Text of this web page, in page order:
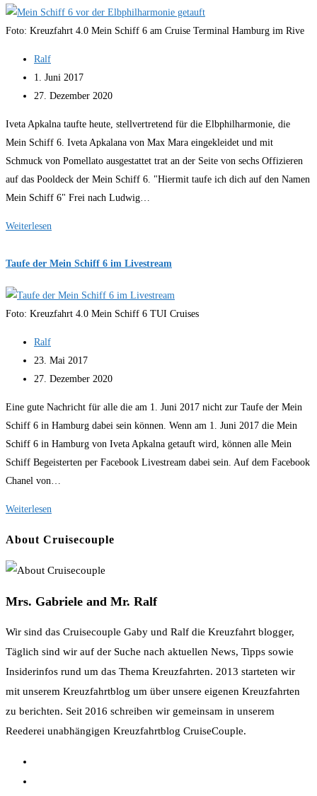
Foto: Kreuzfahrt 4.0 Mein Schiff 6 am Cruise Terminal Hamburg im Rive
Beitrags-
Autor:
Ralf
Beitrag
veröffentlicht:
1. Juni 2017
Beitrag
geändert
27. Dezember 2020
Iveta Apkalna taufte heute, stellvertretend für die Elbphilharmonie, die
Mein Schiff 6. Iveta Apkalana von Max Mara eingekleidet und mit
Schmuck von Pomellato ausgestattet trat an der Seite von sechs Offizieren
auf das Pooldeck der Mein Schiff 6. "Hiermit taufe ich dich auf den Namen
Mein Schiff 6" Frei nach Ludwig…
Weiterlesen
6
der
Elbphilharmonie
Taufe der Mein Schiff 6 im Livestream
Foto: Kreuzfahrt 4.0 Mein Schiff 6 TUI Cruises
Beitrags-
Autor:
Ralf
Beitrag
veröffentlicht:
23. Mai 2017
Beitrag
27. Dezember 2020
Eine gute Nachricht für alle die am 1. Juni 2017 nicht zur Taufe der Mein
Schiff 6 in Hamburg dabei sein können. Wenn am 1. Juni 2017 die Mein
Schiff 6 in Hamburg von Iveta Apkalna getauft wird, können alle Mein
Schiff Begeisterten per Facebook Livestream dabei sein. Auf dem Facebook
Chanel von…
Weiterlesen
Mein
im
About Cruisecouple
Mrs. Gabriele and Mr. Ralf
Wir sind das Cruisecouple Gaby und Ralf die Kreuzfahrt blogger,
Täglich sind wir auf der Suche nach aktuellen News, Tipps sowie
Insiderinfos rund um das Thema Kreuzfahrten. 2013 starteten wir
mit unserem Kreuzfahrtblog um über unsere eigenen Kreuzfahrten
zu berichten. Seit 2016 schreiben wir gemeinsam in unserem
Reederei unabhängigen Kreuzfahrtblog CruiseCouple.